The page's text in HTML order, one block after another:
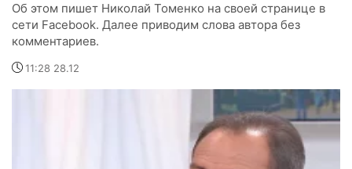
Об этом пишет Николай Томенко на своей странице в
сети Facebook. Далее приводим слова автора без
комментариев.
11:28 28.12